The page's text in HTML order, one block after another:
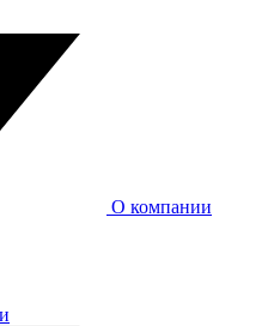
О компании